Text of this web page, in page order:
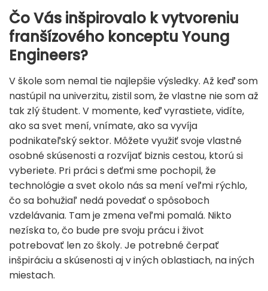
Čo Vás inšpirovalo k vytvoreniu
franšízového konceptu Young
Engineers?
V škole som nemal tie najlepšie výsledky. Až keď som
nastúpil na univerzitu, zistil som, že vlastne nie som až
tak zlý študent. V momente, keď vyrastiete, vidíte,
ako sa svet mení, vnímate, ako sa vyvíja
podnikateľský sektor. Môžete využiť svoje vlastné
osobné skúsenosti a rozvíjať biznis cestou, ktorú si
vyberiete. Pri práci s deťmi sme pochopil, že
technológie a svet okolo nás sa mení veľmi rýchlo,
čo sa bohužiaľ nedá povedať o spôsoboch
vzdelávania. Tam je zmena veľmi pomalá. Nikto
nezíska to, čo bude pre svoju prácu i život
potrebovať len zo školy. Je potrebné čerpať
inšpiráciu a skúsenosti aj v iných oblastiach, na iných
miestach.